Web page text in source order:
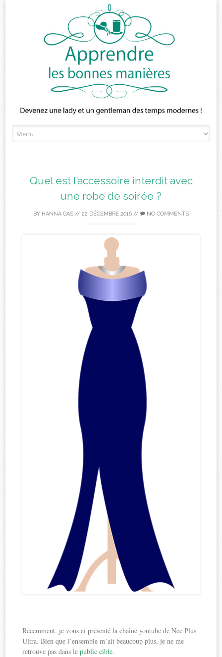
to
Quel est l’accessoire interdit avec
une robe de soirée ?
BY HANNA GAS // 22 DÉCEMBRE 2016 // NO COMMENTS
Récemment, je vous ai présenté la chaîne youtube de Nec Plus
Ultra. Bien que l’ensemble m’ait beaucoup plus, je ne me
retrouve pas dans lepublic cible.